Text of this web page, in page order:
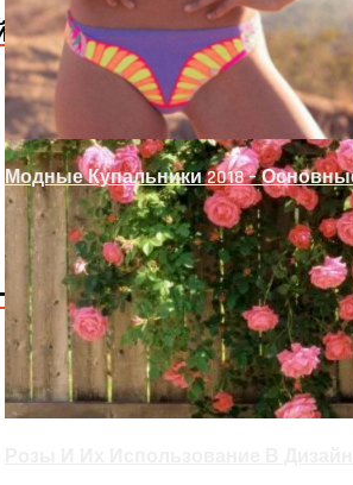
Отделка Дверных Проемов Без
Модные Купальники 2018 –
От Стилистов,
В Очень